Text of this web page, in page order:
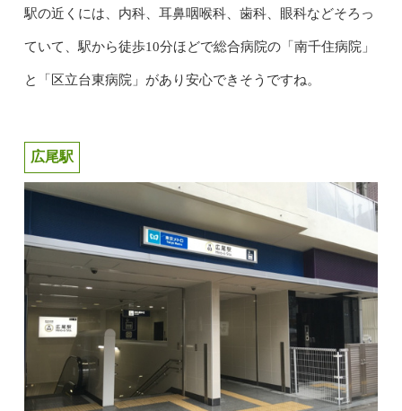
駅の近くには、内科、耳鼻咽喉科、歯科、眼科などそろっ
ていて、駅から徒歩10分ほどで総合病院の「南千住病院」
と「区立台東病院」があり安心できそうですね。
広尾駅